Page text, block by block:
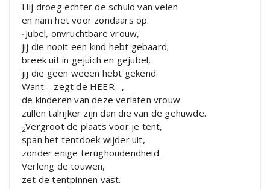
Hij droeg echter de schuld van velen
en nam het voor zondaars op.
1Jubel, onvruchtbare vrouw,
jij die nooit een kind hebt gebaard;
breek uit in gejuich en gejubel,
jij die geen weeën hebt gekend.
Want – zegt de HEER –,
de kinderen van deze verlaten vrouw
zullen talrijker zijn dan die van de gehuwde.
2Vergroot de plaats voor je tent,
span het tentdoek wijder uit,
zonder enige terughoudendheid.
Verleng de touwen,
zet de tentpinnen vast.